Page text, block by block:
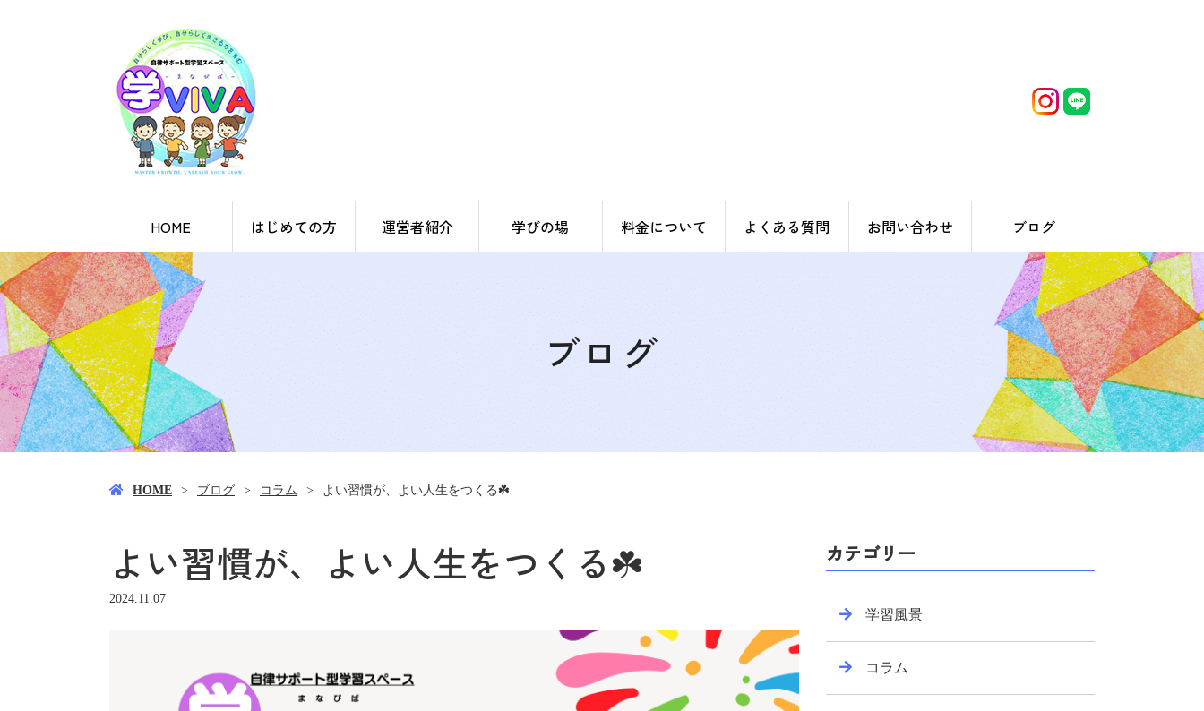
HOME はじめての方 運営者紹介 学びの場 料金について よくある質問 お問い合わせ ブログ
ブログ
HOME ブログ コラム よい習慣が、よい人生をつくる☘️
よい習慣が、よい人生をつくる☘️
2024.11.07
カテゴリー
学習風景
コラム